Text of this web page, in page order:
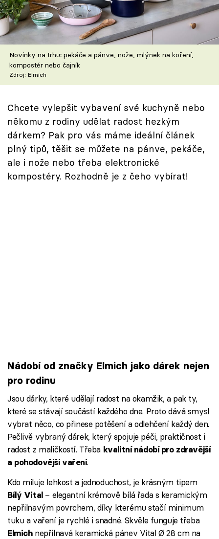
Škola vaření
Recepty z TV
Speciál: Cuketa
Těhotnej kuchař
Sledujte prima+
Přihlášení
Sledujte nás
Novinky na trhu: pekáče a pánve, nože, mlýnek na koření,
kompostér nebo čajník
Zdroj: Elmich
Chcete vylepšit vybavení své kuchyně nebo
někomu z rodiny udělat radost hezkým
dárkem? Pak pro vás máme ideální článek
plný tipů, těšit se můžete na pánve, pekáče,
ale i nože nebo třeba elektronické
kompostéry. Rozhodně je z čeho vybírat!
Nádobí od značky Elmich jako dárek nejen
pro rodinu
Jsou dárky, které udělají radost na okamžik, a pak ty,
které se stávají součástí každého dne. Proto dává smysl
vybrat něco, co přinese potěšení a odlehčení každý den.
Pečlivě vybraný dárek, který spojuje péči, praktičnost i
radost z maličkostí. Třeba kvalitní nádobí pro zdravější
a pohodovější vaření.
Kdo miluje lehkost a jednoduchost, je krásným tipem
Bílý Vital– elegantní krémově bílá řada s keramickým
nepřilnavým povrchem, díky kterému stačí minimum
tuku a vaření je rychlé i snadné. Skvěle funguje třeba
Elmichnepřilnavá keramická pánev Vital Ø 28 cm na